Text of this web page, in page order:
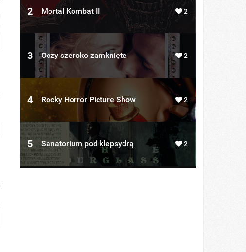
2 Mortal Kombat II 2
3 Oczy szeroko zamknięte 2
4 Rocky Horror Picture Show 2
5 Sanatorium pod klepsydrą 2